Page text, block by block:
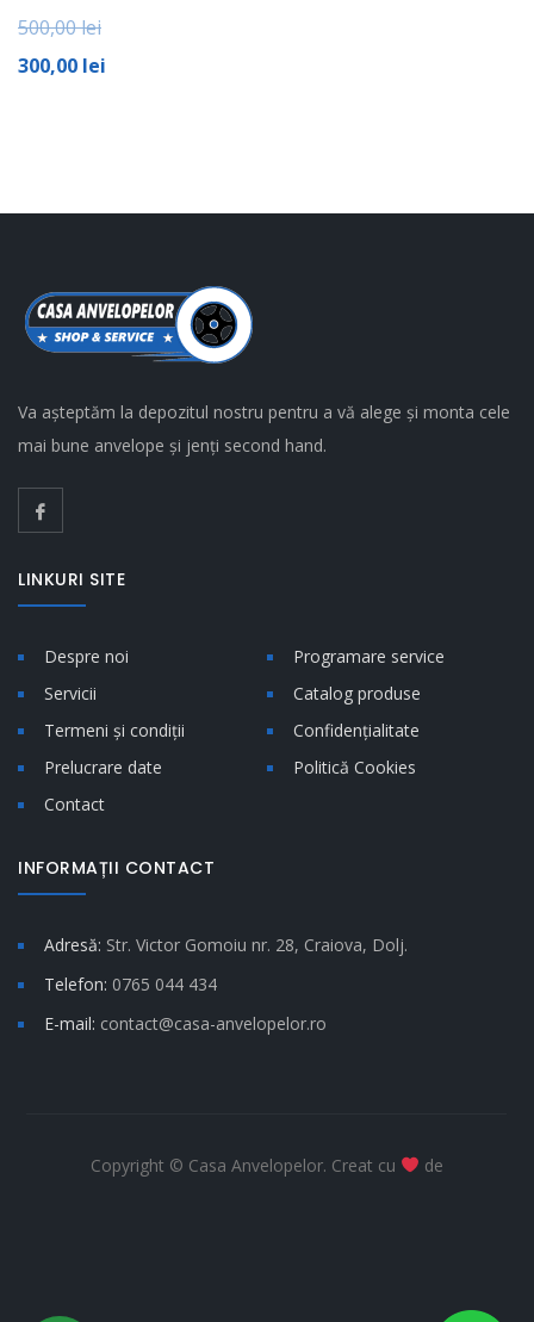
500,00lei
300,00 lei
Va așteptăm la depozitul nostru pentru a vă alege și monta cele
mai bune anvelope și jenți second hand.
LINKURI SITE
Despre noi
Programare service
Servicii
Catalog produse
Termeni și condiții
Confidențialitate
Prelucrare date
Politică Cookies
Contact
INFORMAȚII CONTACT
Adresă: Str. Victor Gomoiu nr. 28, Craiova, Dolj.
Telefon: 0765 044 434
E-mail: contact@casa-anvelopelor.ro
Copyright © Casa Anvelopelor. Creat cu de